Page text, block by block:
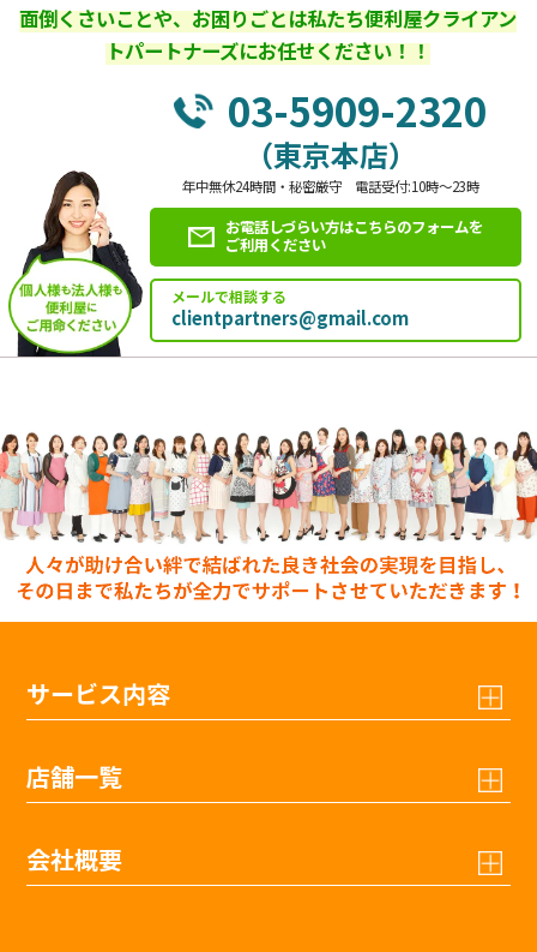
面倒くさいことや、お困りごとは私たち便利屋クライアン
トパートナーズにお任せください！！
03-5909-2320
（東京本店）
年中無休24時間・秘密厳守 電話受付:10時～23時
お電話しづらい方はこちらのフォームを
ご利用ください
メールで相談する
clientpartners@gmail.com
サービス内容
店舗一覧
会社概要